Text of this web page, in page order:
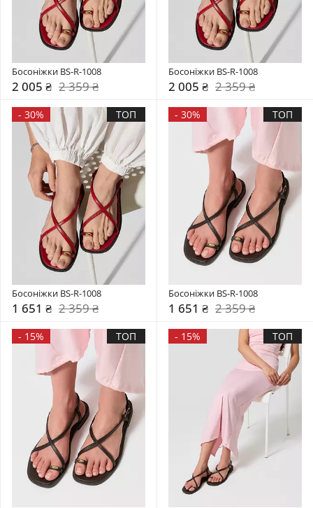
Босоніжки BS-R-1008
2 005 ₴ 2 359 ₴
Босоніжки BS-R-1008
2 005 ₴ 2 359 ₴
- 30% ТОП
Босоніжки BS-R-1008
1 651 ₴ 2 359 ₴
- 30% ТОП
Босоніжки BS-R-1008
1 651 ₴ 2 359 ₴
- 15% ТОП - 15% ТОП